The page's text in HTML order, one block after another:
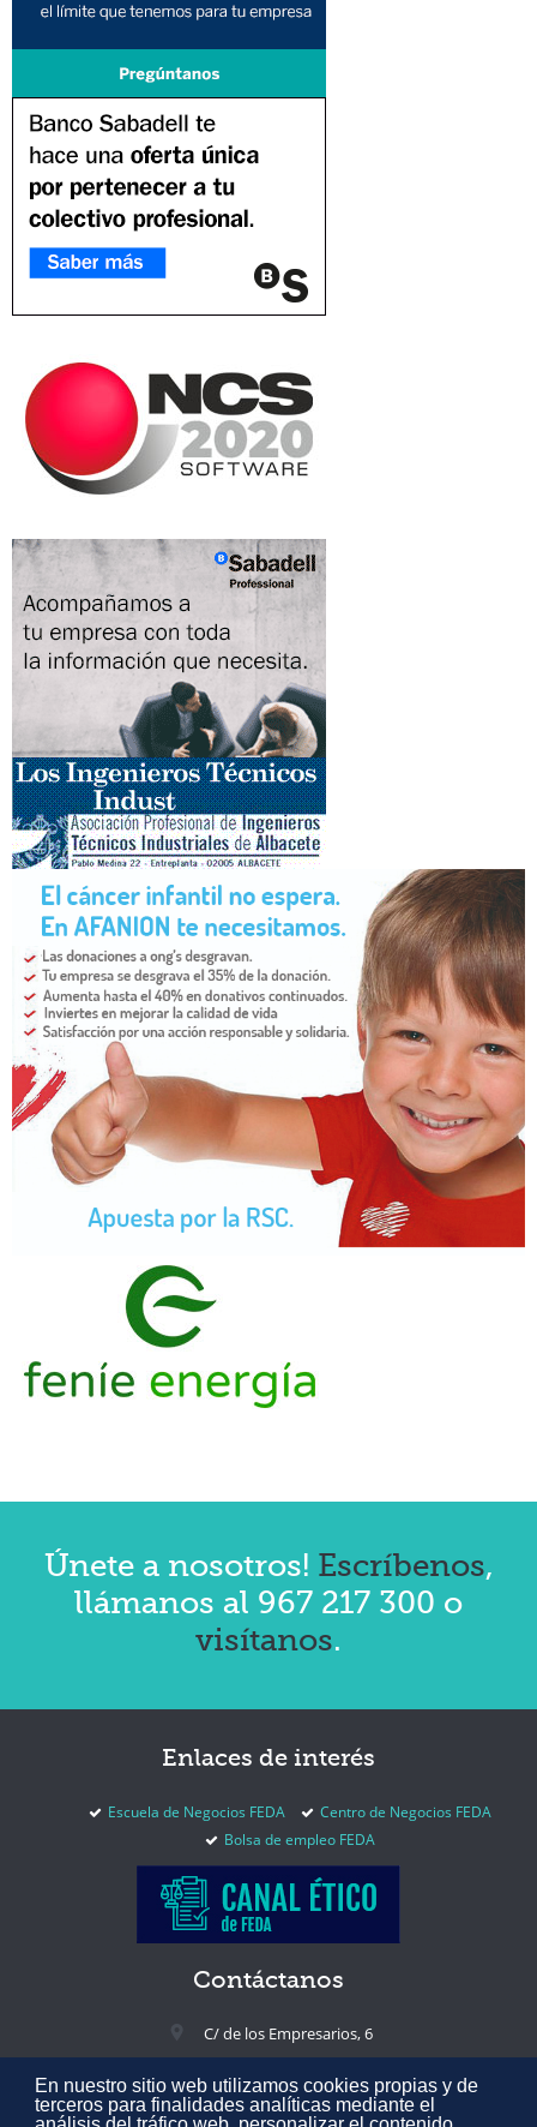
En nuestro sitio web utilizamos cookies propias y de
terceros para finalidades analíticas mediante el
Únete a nosotros! Escríbenos,
llámanos al 967 217 300 o
visítanos.
Enlaces de interés
Escuela de Negocios FEDA
Centro de Negocios FEDA
Bolsa de empleo FEDA
Contáctanos
C/ de los Empresarios, 6
02005 Albacete, España
+34 967 217 300